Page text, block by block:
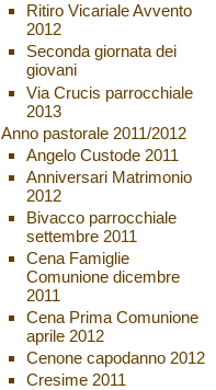
Ritiro Vicariale Avvento
2012
Seconda giornata dei
giovani
Via Crucis parrocchiale
2013
Anno pastorale 2011/2012
Angelo Custode 2011
Anniversari Matrimonio
2012
Bivacco parrocchiale
settembre 2011
Cena Famiglie
Comunione dicembre
2011
Cena Prima Comunione
aprile 2012
Cenone capodanno 2012
Cresime 2011